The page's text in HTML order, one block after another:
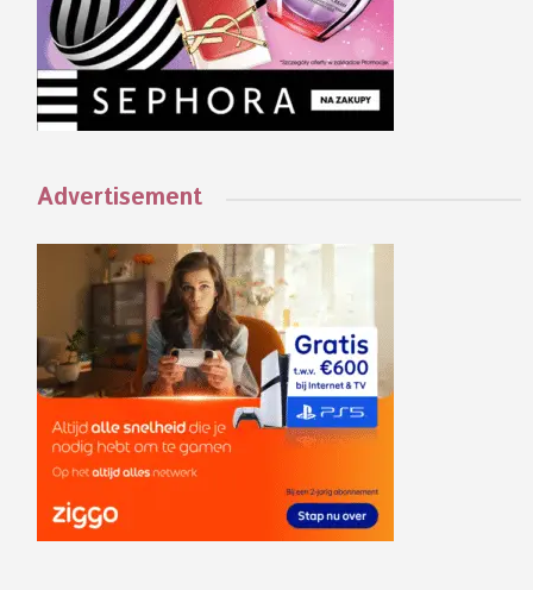
Advertisement